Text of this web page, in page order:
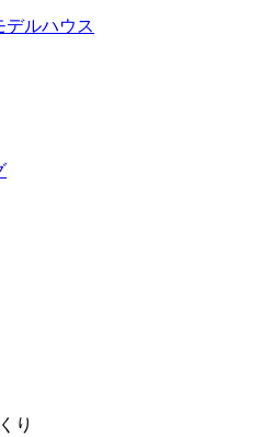
デルハウス
り